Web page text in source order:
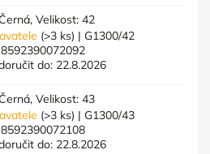
Velikost: 42
(>3 ks) | G1300/42
8592390072092
do: 22.8.2026
Velikost: 43
(>3 ks) | G1300/43
8592390072108
do: 22.8.2026